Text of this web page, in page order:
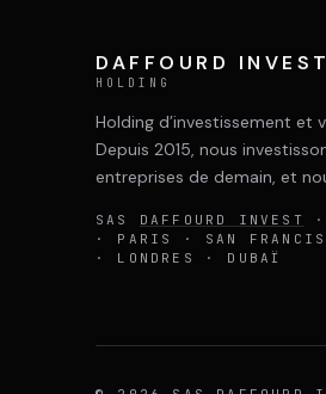
DAFFOURD INVEST
HOLDING
Holding d’investissement et
Depuis 2015, nous
entreprises de demain, et
SAS DAFFOURD INVEST
·
· PARIS · SAN
· LONDRES · DUBAÏ